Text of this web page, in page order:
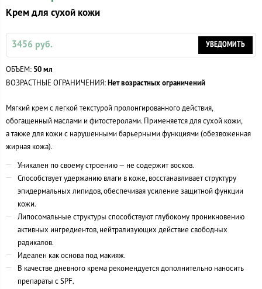
Крем для сухой кожи
3456 руб. УВЕДОМИТЬ
ОБЪЕМ: 50 мл
ВОЗРАСТНЫЕ ОГРАНИЧЕНИЯ: Нет возрастных ограничений
Мягкий крем с легкой текстурой пролонгированного действия,
обогащенный маслами и фитостеролами. Применяется для сухой кожи,
а также для кожи с нарушенными барьерными функциями (обезвоженная
жирная кожа).
Уникален по своему строению — не содержит восков.
Способствует удержанию влаги в коже, восстанавливает структуру
эпидермальных липидов, обеспечивая усиление защитной функции
кожи.
Липосомальные структуры способствуют глубокому проникновению
активных ингредиентов, нейтрализующих действие свободных
радикалов.
Идеален как основа под макияж.
В качестве дневного крема рекомендуется дополнительно наносить
препараты с SPF.